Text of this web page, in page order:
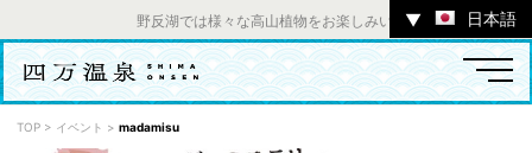
野反湖では様々な高山植物をお楽しみいただけます。 ／ チャツ
▼ 日本語
TOP > イベント >madamisu